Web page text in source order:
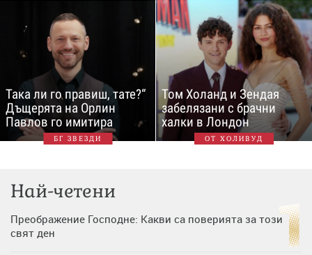
Така ли го правиш, тате?“
Дъщерята на Орлин
Павлов го имитира
БГ ЗВЕЗДИ
Том Холанд и Зендая
забелязани с брачни
халки в Лондон
ОТ ХОЛИВУД
Най-четени
Преображение Господне: Какви са поверията за този
свят ден